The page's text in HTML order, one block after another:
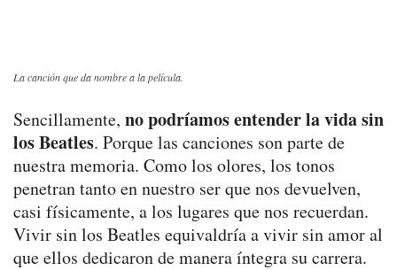
La canción que da nombre a la película.
Sencillamente, no podríamos entender la vida sin
los Beatles. Porque las canciones son parte de
nuestra memoria. Como los olores, los tonos
penetran tanto en nuestro ser que nos devuelven,
casi físicamente, a los lugares que nos recuerdan.
Vivir sin los Beatles equivaldría a vivir sin amor al
que ellos dedicaron de manera íntegra su carrera.